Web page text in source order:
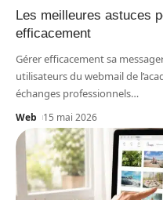
Les meilleures astuces
efficacement
Gérer efficacement sa
utilisateurs du webmail de
échanges professionnels…
Web 15 mai 2026